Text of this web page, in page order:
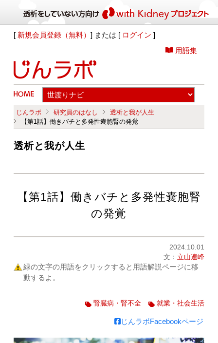
[ 新規会員登録（無料）] または [ ログイン ]
用語集
じんラボ 研究員のはなし
透析と我が人生
【第1話】働きバチと多発性嚢胞腎の発覚
透析と我が人生
【第1話】働きバチと多発性嚢胞腎
の発覚
2024.10.01
文： 立山連峰
緑の文字の用語をクリックすると用語解説ページに移
動するよ。
腎臓病・腎不全 就業・社会生活
じんラボFacebookページ